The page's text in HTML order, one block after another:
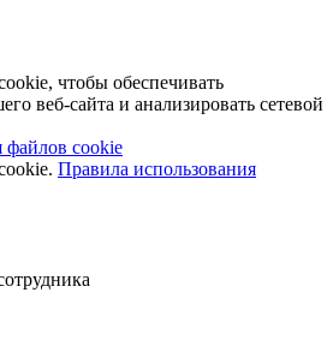
чтобы обеспечивать
веб-сайта и анализировать сетевой
файлов cookie
Правила использования